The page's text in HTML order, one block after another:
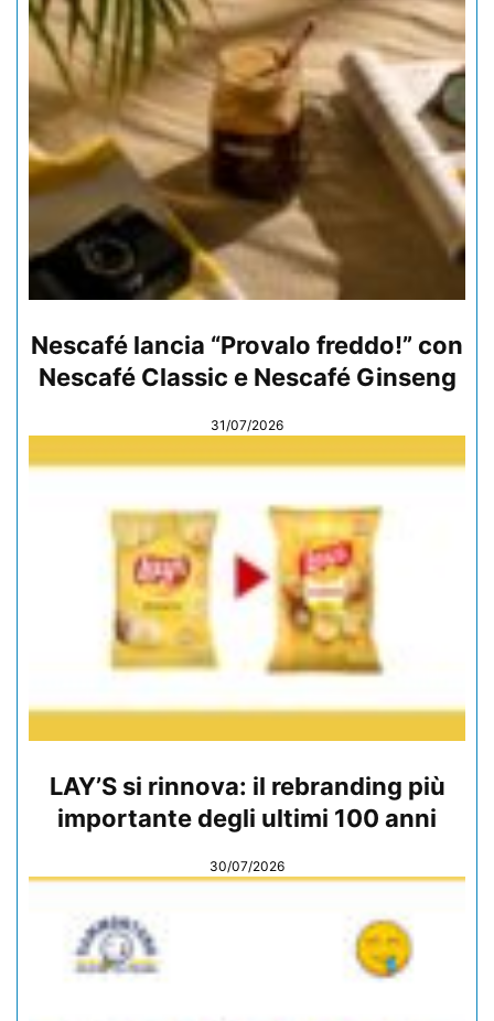
Nescafé lancia “Provalo freddo!” con
Nescafé Classic e Nescafé Ginseng
31/07/2026
LAY’S si rinnova: il rebranding più
importante degli ultimi 100 anni
30/07/2026